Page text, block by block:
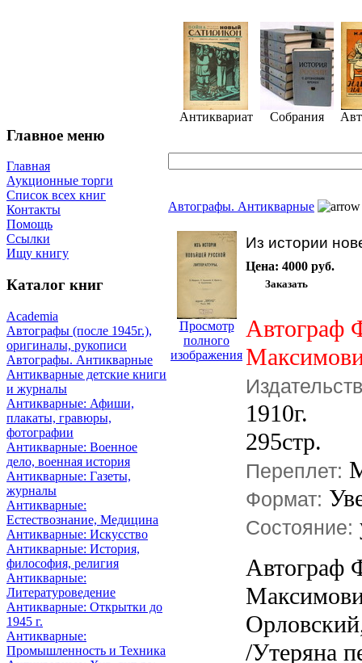
Главное меню
Главная
Аукционные торги
Список всех книг
Контакты
Помощь
Ссылки
Ищу книгу
Каталог книг
Academia
Автографы (после 1945г.),
оригиналы, рукописи
Автографы. Антикварные
Антикварные детские книги
и журналы
Антикварные: Афиши,
плакаты, гравюры,
фотографии
Антикварные: Военное
дело, военная история
Антикварные: Газеты,
журналы
Антикварные:
Естествознание, Медицина
Антикварные: Искусство
Антикварные: История,
философия, религия
Антикварные:
Литературоведение
Антикварные: Открытки до
1945 г.
Антикварные:
Промышленность и Техника
Антиквариат Собрания
Автографы. Антикварные
Просмотр
полного
изображения
Из истории
Цена: 4000 руб.
Автограф
1910г.
295стр.
Переплет:
Формат:
Состояние:
Автограф
/Утеряна